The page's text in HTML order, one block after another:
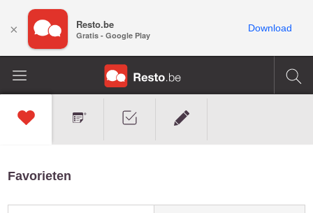
Favorieten
× Resto.be
Gratis - Google Play
Download